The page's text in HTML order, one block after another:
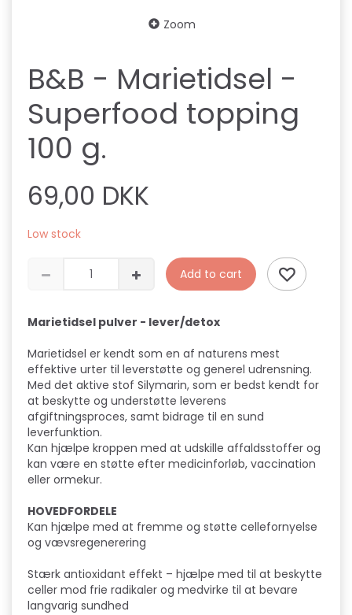
Zoom
B&B - Marietidsel -
Superfood topping
100 g.
69,00 DKK
Low stock
Add to cart
Marietidsel pulver - lever/detox
Marietidsel er kendt som en af naturens mest
effektive urter til leverstøtte og generel udrensning.
Med det aktive stof Silymarin, som er bedst kendt for
at beskytte og understøtte leverens
afgiftningsproces, samt bidrage til en sund
leverfunktion.
Kan hjælpe kroppen med at udskille affaldsstoffer og
kan være en støtte efter medicinforløb, vaccination
eller ormekur.
HOVEDFORDELE
Kan hjælpe med at fremme og støtte cellefornyelse
og vævsregenerering
Stærk antioxidant effekt – hjælpe med til at beskytte
celler mod frie radikaler og medvirke til at bevare
langvarig sundhed